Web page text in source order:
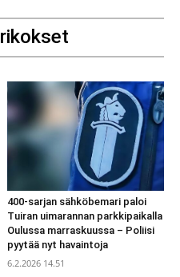
400-sarjan sähköbemari paloi
Tuiran uimarannan parkkipaikalla
Oulussa marraskuussa – Poliisi
pyytää nyt havaintoja
6.2.2026 14.51